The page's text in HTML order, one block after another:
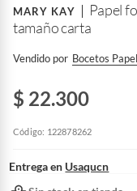
MARY KAY
Papel
tamaño carta
Vendido por Bocetos
$ 22.300
Código: 122878262
Entrega en Usaqucn